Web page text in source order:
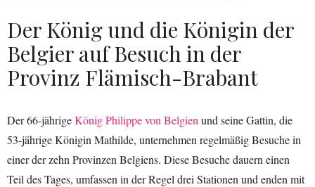
Der König und die Königin der
Belgier auf Besuch in der
Provinz Flämisch-Brabant
Der 66-jährigeKönig Philippe von Belgien und seine Gattin, die
53-jährige Königin Mathilde, unternehmen regelmäßig Besuche in
einer der zehn Provinzen Belgiens. Diese Besuche dauern einen
Teil des Tages, umfassen in der Regel drei Stationen und enden mit